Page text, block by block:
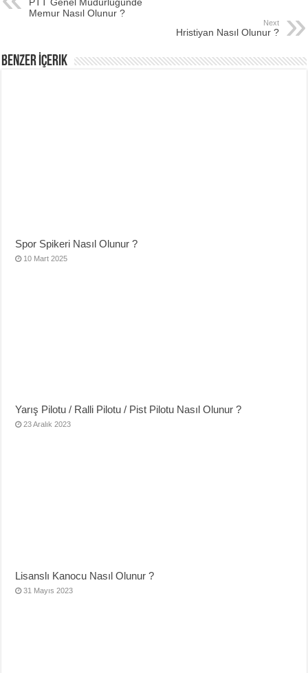
PTT Genel Müdürlüğünde
Memur Nasıl Olunur ?
Next
Hristiyan Nasıl Olunur ?
Benzer İçerik
Spor Spikeri Nasıl Olunur ?
10 Mart 2025
Yarış Pilotu / Ralli Pilotu / Pist Pilotu Nasıl Olunur ?
23 Aralık 2023
Lisanslı Kanocu Nasıl Olunur ?
31 Mayıs 2023